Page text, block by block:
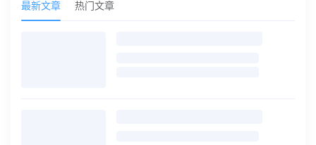
最新文章 热门文章